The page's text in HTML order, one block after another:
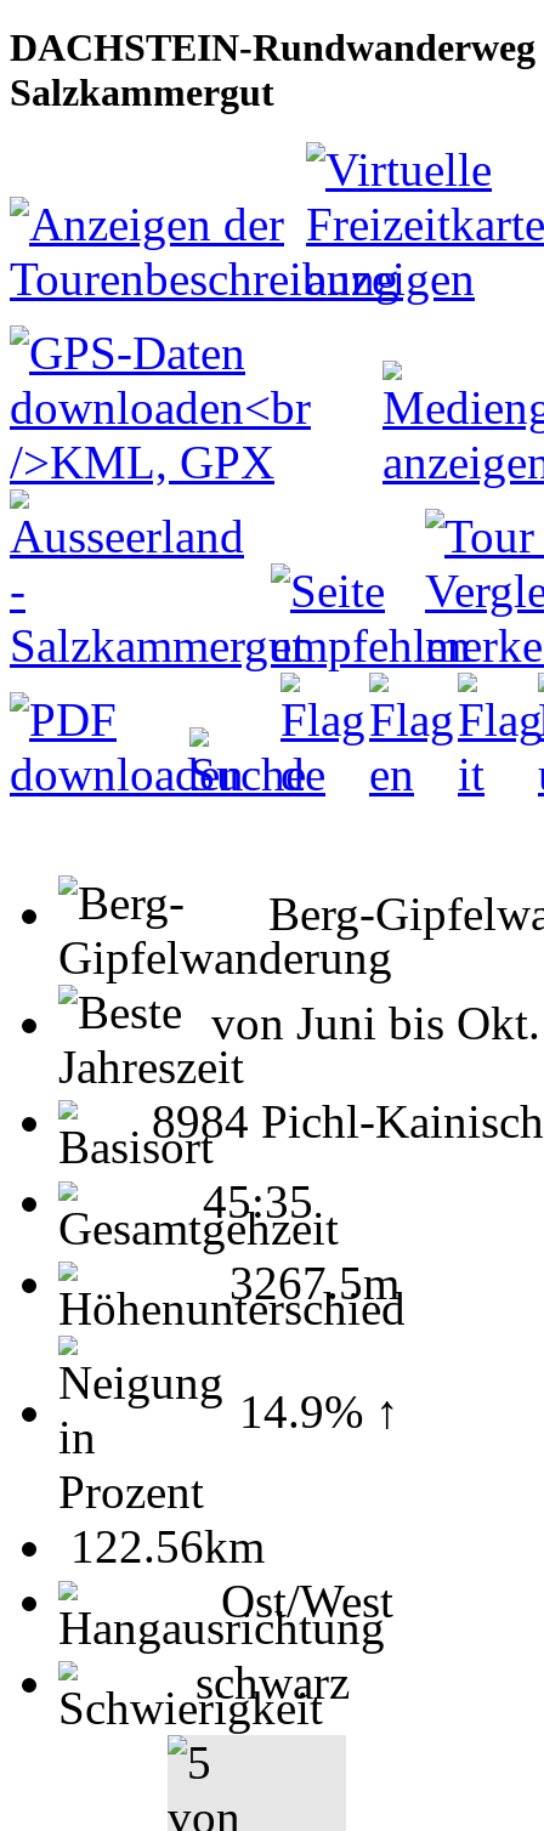
DACHSTEIN-
Salzkammergut
Berg-
von Juni bis Okt.
8984 Pichl-Kainisch
45:35
3267.5m
14.9% ↑
122.56km
Ost/West
schwarz